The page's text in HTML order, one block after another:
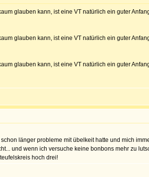
glauben kann, ist eine VT natürlich ein guter
glauben kann, ist eine VT natürlich ein guter
glauben kann, ist eine VT natürlich ein guter
länger probleme mit übelkeit hatte und mich
und wenn ich versuche keine bonbons mehr zu
hoch drei!